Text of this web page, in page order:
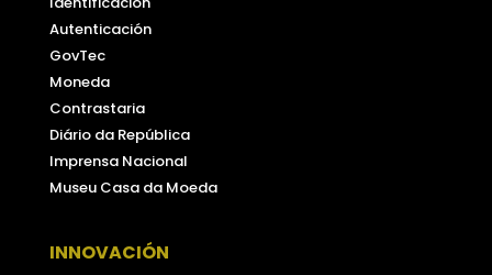
Autenticación
GovTec
Moneda
Contrastaria
Diário da República
Imprensa Nacional
Museu Casa da Moeda
INNOVACIÓN